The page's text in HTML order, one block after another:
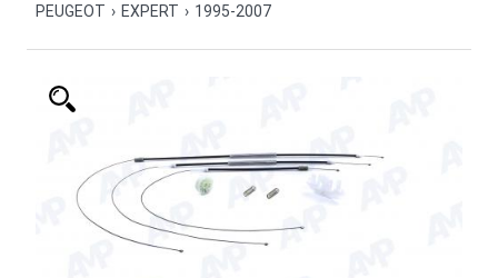
PEUGEOT › EXPERT › 1995-2007